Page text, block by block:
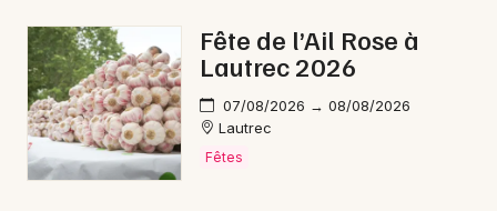
Choisir mes départements
Fête de l’Ail Rose à
Lautrec 2026
07/08/2026 → 08/08/2026
Lautrec
Fêtes